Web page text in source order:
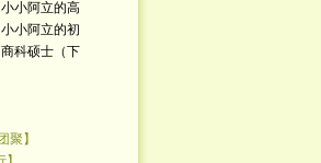
小阿立的高
小阿立的初
科硕士（下
聚】